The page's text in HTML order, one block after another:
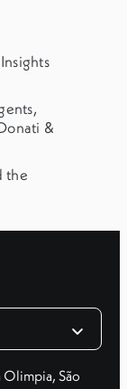
&
the
Olimpia, São